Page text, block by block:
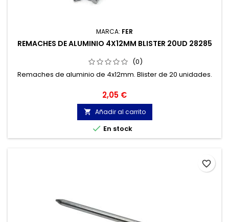
MARCA: FER
REMACHES DE ALUMINIO 4X12MM BLISTER 20UD 28285
(0)
Remaches de aluminio de 4x12mm. Blister de 20 unidades.
Precio
2,05 €
 Añadir al carrito
 En stock
favorite_border